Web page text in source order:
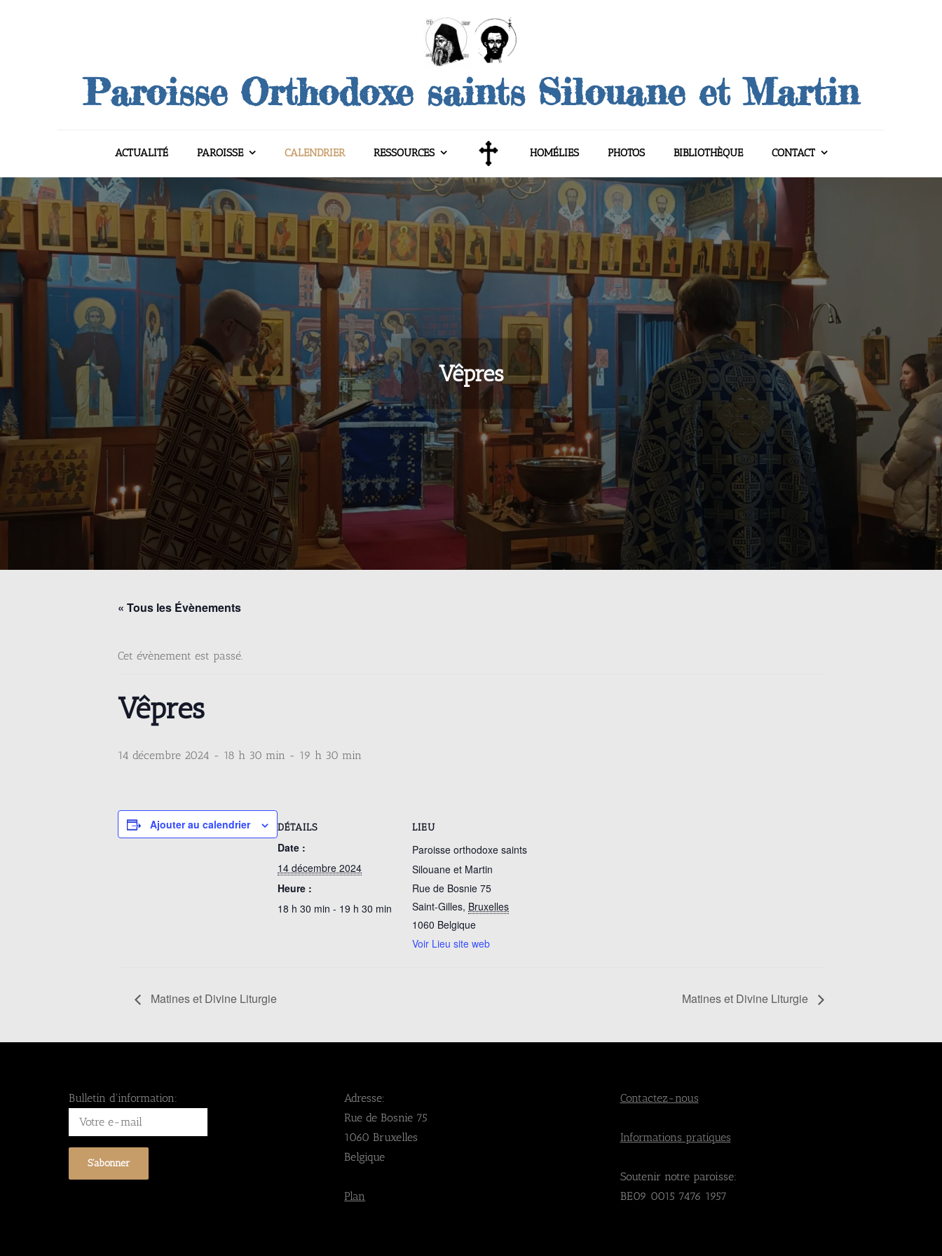
Paroisse Orthodoxe saints Silouane et Martin
ACTUALITÉ PAROISSE CALENDRIER RESSOURCES HOMÉLIES PHOTOS BIBLIOTHÈQUE CONTACT
Vêpres
« Tous les Évènements
Cet évènement est passé.
Vêpres
14 décembre 2024 - 18 h 30 min - 19 h 30 min
Ajouter au calendrier DÉTAILS
Date :
14 décembre 2024
Heure :
18 h 30 min - 19 h 30 min
LIEU
Paroisse orthodoxe saints
Silouane et Martin
Rue de Bosnie 75
Saint-Gilles, Bruxelles
1060 Belgique
Voir Lieu site web
Matines et Divine Liturgie Matines et Divine Liturgie
Bulletin d'information:
Adresse:
Rue de Bosnie 75
1060 Bruxelles
Belgique
Plan
Contactez-nous
Informations pratiques
Soutenir notre paroisse:
BE09 0015 7476 1957